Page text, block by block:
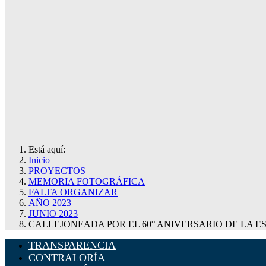
Está aquí:
Inicio
PROYECTOS
MEMORIA FOTOGRÁFICA
FALTA ORGANIZAR
AÑO 2023
JUNIO 2023
CALLEJONEADA POR EL 60° ANIVERSARIO DE LA
TRANSPARENCIA
CONTRALORÍA